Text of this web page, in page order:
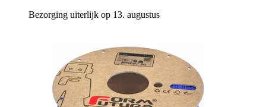
Bezorging uiterlijk op 13. augustus